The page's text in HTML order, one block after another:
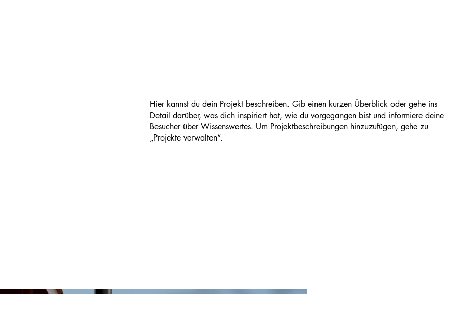
Hier kannst du dein Projekt beschreiben. Gib einen kurzen Überblick oder gehe ins
Detail darüber, was dich inspiriert hat, wie du vorgegangen bist und informiere deine
Besucher über Wissenswertes. Um Projektbeschreibungen hinzuzufügen, gehe zu
„Projekte verwalten“.